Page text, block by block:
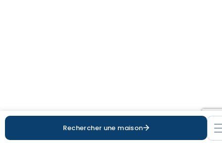
Rechercher une maison